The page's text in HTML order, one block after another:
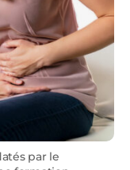
par le